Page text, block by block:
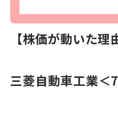
【株価が動いた
三菱自動車工業＜